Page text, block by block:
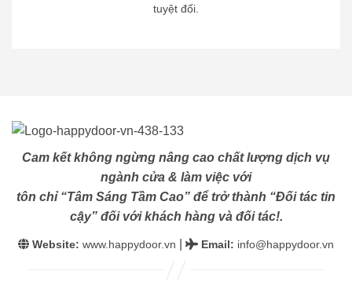
tuyệt đối.
Cam kết không ngừng nâng cao chất lượng dịch vụ
ngành cửa & làm việc với
tôn chỉ “Tâm Sáng Tầm Cao” để trở thành “Đối tác tin
cậy” đối với khách hàng và đối tác!.
Website: www.happydoor.vn Email: info@happydoor.vn